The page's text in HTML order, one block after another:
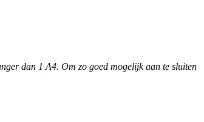
dan 1 A4. Om zo goed mogelijk aan te sluiten